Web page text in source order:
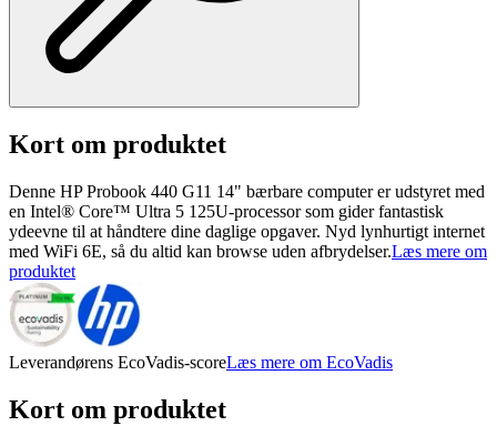
Kort om produktet
Denne HP Probook 440 G11 14" bærbare computer er udstyret med
en Intel® Core™ Ultra 5 125U-processor som gider fantastisk
ydeevne til at håndtere dine daglige opgaver. Nyd lynhurtigt internet
med WiFi 6E, så du altid kan browse uden afbrydelser.Læs mere om
produktet
Leverandørens EcoVadis-scoreLæs mere om EcoVadis
Kort om produktet